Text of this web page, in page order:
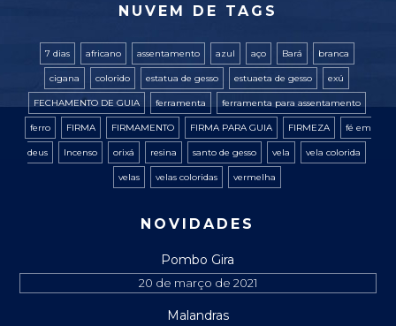
NUVEM DE TAGS
7 dias africano assentamento azul aço Bará branca
cigana colorido estatua de gesso estuaeta de gesso exú
FECHAMENTO DE GUIA ferramenta ferramenta para assentamento
ferro FIRMA FIRMAMENTO FIRMA PARA GUIA FIRMEZA fé em
deus Incenso orixá resina santo de gesso vela vela colorida
velas velas coloridas vermelha
NOVIDADES
Pombo Gira
20 de março de 2021
Malandras